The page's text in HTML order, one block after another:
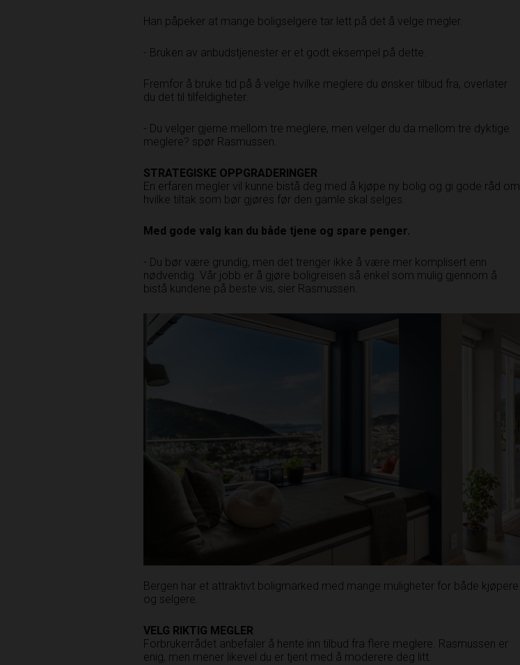
Han påpeker at mange boligselgere tar lett på det å velge megler.
- Bruken av anbudstjenester er et godt eksempel på dette.
Fremfor å bruke tid på å velge hvilke meglere du ønsker tilbud fra, overlater
du det til tilfeldigheter.
- Du velger gjerne mellom tre­ meglere, men velger du da mellom tre dyktige
meglere? spør Rasmussen.
STRATEGISKE ­ OPPGRADERINGER
En erfaren megler vil kunne bistå deg med å kjøpe ny bolig og gi gode råd om
hvilke tiltak som bør gjøres før den gamle skal selges.
Med gode valg kan du både ­ tjene og spare penger.
- Du bør være grundig, men det­ trenger ikke å være mer komplisert enn
nødvendig. Vår jobb er å gjøre boligreisen så enkel som mulig gjennom å
bistå kundene på beste vis, sier Rasmussen.
Bergen har et attraktivt boligmarked med mange muligheter for både kjøpere
og selgere.
VELG RIKTIG MEGLER
Forbrukerrådet anbefaler å hente inn tilbud fra flere meglere. Rasmussen er
enig, men mener likevel du er tjent med å moderere deg litt.